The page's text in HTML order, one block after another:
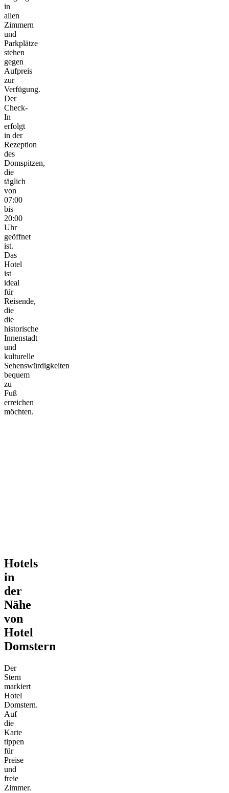
in
allen
Zimmern
und
Parkplätze
stehen
gegen
Aufpreis
zur
Verfügung.
Der
Check-
In
erfolgt
in der
Rezeption
des
Domspitzen,
die
täglich
von
07:00
bis
20:00
Uhr
geöffnet
ist.
Das
Hotel
ist
ideal
für
Reisende,
die
die
historische
Innenstadt
und
kulturelle
Sehenswürdigkeiten
bequem
zu
Fuß
erreichen
möchten.
Hotels
in
der
Nähe
von
Hotel
Domstern
Der
Stern
markiert
Hotel
Domstern.
Auf
die
Karte
tippen
für
Preise
und
freie
Zimmer.